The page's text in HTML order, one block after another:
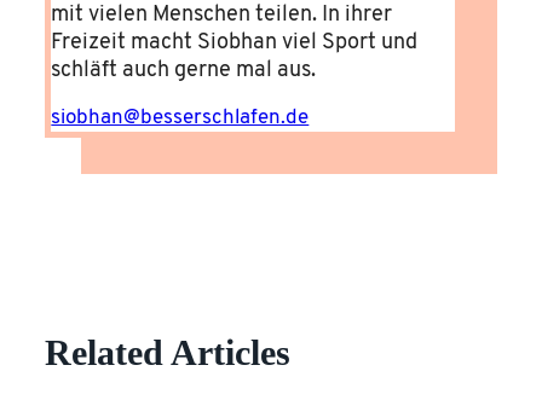
mit vielen Menschen teilen. In ihrer
Freizeit macht Siobhan viel Sport und
schläft auch gerne mal aus.
siobhan@besserschlafen.de
Related Articles